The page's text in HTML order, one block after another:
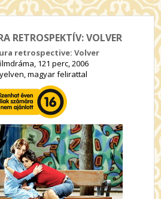
RETROSPEKTÍV: VOLVER
retrospective: Volver
121 perc, 2006
magyar felirattal